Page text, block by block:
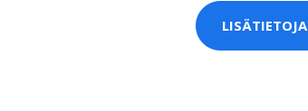
LISÄTIETOJA